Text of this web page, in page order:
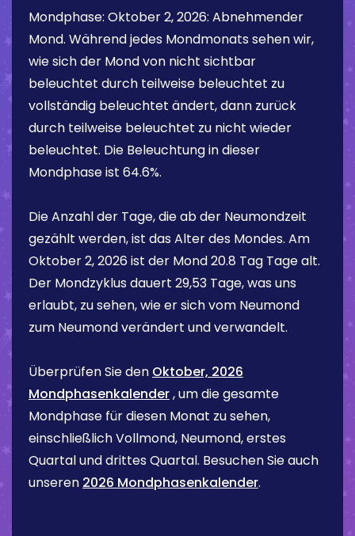
Mondphase: Oktober 2, 2026: Abnehmender
Mond. Während jedes Mondmonats sehen wir,
wie sich der Mond von nicht sichtbar
beleuchtet durch teilweise beleuchtet zu
vollständig beleuchtet ändert, dann zurück
durch teilweise beleuchtet zu nicht wieder
beleuchtet. Die Beleuchtung in dieser
Mondphase ist 64.6%.
Die Anzahl der Tage, die ab der Neumondzeit
gezählt werden, ist das Alter des Mondes. Am
Oktober 2, 2026 ist der Mond20.8 Tag Tage alt.
Der Mondzyklus dauert 29,53 Tage, was uns
erlaubt, zu sehen, wie er sich vom Neumond
zum Neumond verändert und verwandelt.
Überprüfen Sie den Oktober, 2026
Mondphasenkalender, um die gesamte
Mondphase für diesen Monat zu sehen,
einschließlich Vollmond, Neumond, erstes
Quartal und drittes Quartal. Besuchen Sie auch
unseren 2026 Mondphasenkalender.